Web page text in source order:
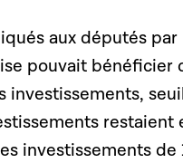
aux députés
pouvait bénéficier
investissements,
restaient
investissements